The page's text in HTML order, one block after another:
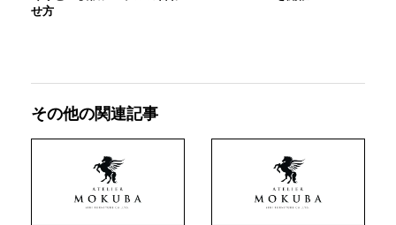
せ方
その他の関連記事